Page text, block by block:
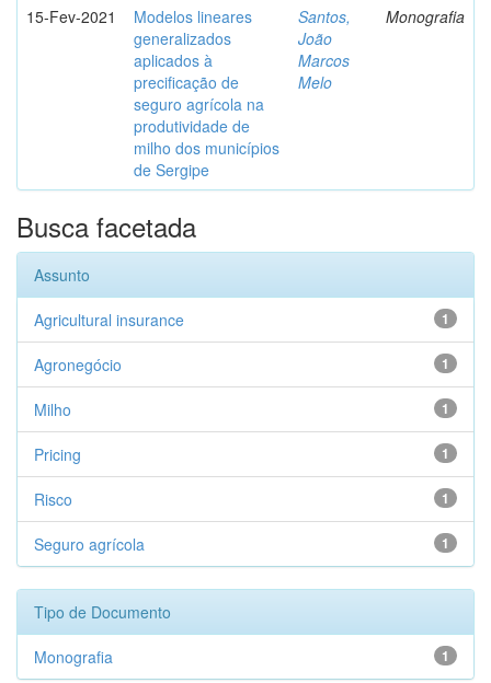
15-Fev-2021
Modelos lineares
generalizados
aplicados à
precificação de
seguro agrícola na
produtividade de
milho dos municípios
de Sergipe
Santos,
João
Marcos
Melo
Monografia
Busca facetada
Assunto
1
Agricultural insurance
1
Agronegócio
1
Milho
1
Pricing
1
Risco
1
Seguro agrícola
Tipo de Documento
1
Monografia